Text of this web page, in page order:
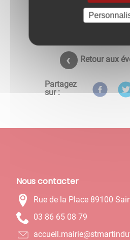
Retour aux
Partagez
sur :
Nous contacter
Rue de la Place 89100
97 80 56 68 30